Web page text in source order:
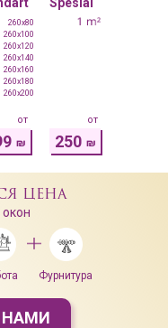
250 ₪
₪
260x80
260x100
260x120
260x140
260x160
260x180
260x200
от от
НАМИ
ЦЕНА
Фурнитура